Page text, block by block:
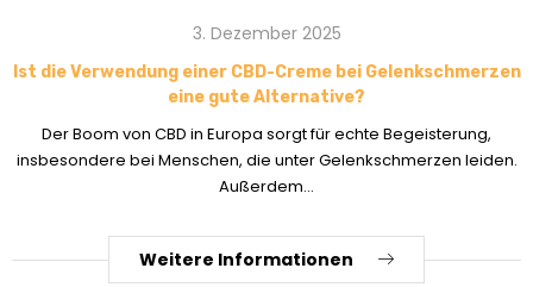
3. Dezember 2025
Ist die Verwendung einer CBD-Creme bei Gelenkschmerzen
eine gute Alternative?
Der Boom von CBD in Europa sorgt für echte Begeisterung,
insbesondere bei Menschen, die unter Gelenkschmerzen leiden.
Außerdem...
Weitere Informationen